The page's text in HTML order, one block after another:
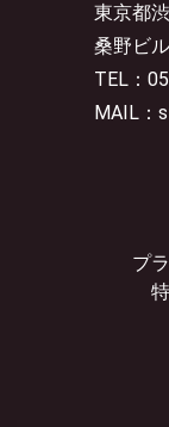
東京都
桑野ビ
TEL：
MAIL：
プ